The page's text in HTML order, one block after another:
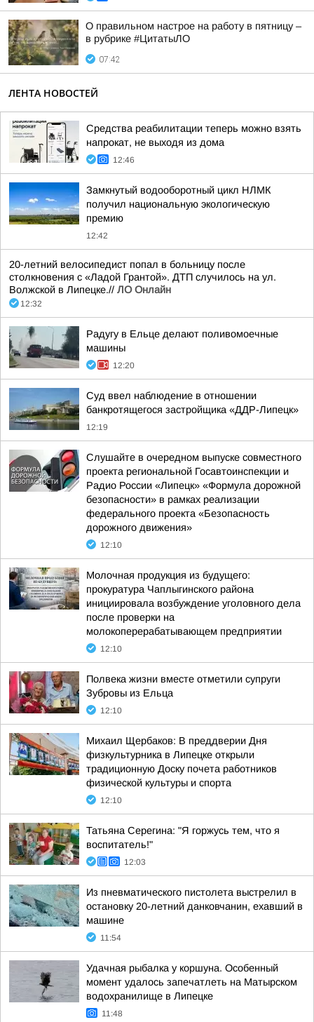
О правильном настрое на работу в пятницу –
в рубрике #ЦитатыЛО
07:42
ЛЕНТА НОВОСТЕЙ
Средства реабилитации теперь можно взять
напрокат, не выходя из дома
12:46
Замкнутый водооборотный цикл НЛМК
получил национальную экологическую
премию
12:42
20-летний велосипедист попал в больницу после
столкновения с «Ладой Грантой». ДТП случилось на ул.
Волжской в Липецке.// ЛО Онлайн
12:32
Радугу в Ельце делают поливомоечные
машины
12:20
Суд ввел наблюдение в отношении
банкротящегося застройщика «ДДР-Липецк»
12:19
Слушайте в очередном выпуске совместного
проекта региональной Госавтоинспекции и
Радио России «Липецк» «Формула дорожной
безопасности» в рамках реализации
федерального проекта «Безопасность
дорожного движения»
12:10
Молочная продукция из будущего:
прокуратура Чаплыгинского района
инициировала возбуждение уголовного дела
после проверки на
молокоперерабатывающем предприятии
12:10
Полвека жизни вместе отметили супруги
Зубровы из Ельца
12:10
Михаил Щербаков: В преддверии Дня
физкультурника в Липецке открыли
традиционную Доску почета работников
физической культуры и спорта
12:10
Татьяна Серегина: "Я горжусь тем, что я
воспитатель!"
12:03
Из пневматического пистолета выстрелил в
остановку 20-летний данковчанин, ехавший в
машине
11:54
Удачная рыбалка у коршуна. Особенный
момент удалось запечатлеть на Матырском
водохранилище в Липецке
11:48